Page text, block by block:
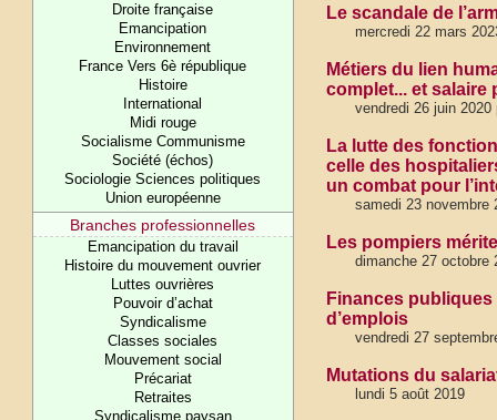
Droite française
Emancipation
Environnement
France Vers 6è république
Histoire
International
Midi rouge
Socialisme Communisme
Société (échos)
Sociologie Sciences politiques
Union européenne
Branches professionnelles
Emancipation du travail
Histoire du mouvement ouvrier
Luttes ouvrières
Pouvoir d’achat
Syndicalisme
Classes sociales
Mouvement social
Précariat
Retraites
Syndicalisme paysan
Le scandale de
mercredi 22 mars
Métiers du lien
complet... et salaire
vendredi 26 juin
La lutte des
celle des
un combat pour
samedi 23 novembre
Les pompiers
dimanche 27 octobre
Finances
d’emplois
vendredi 27
Mutations du
lundi 5 août 2019